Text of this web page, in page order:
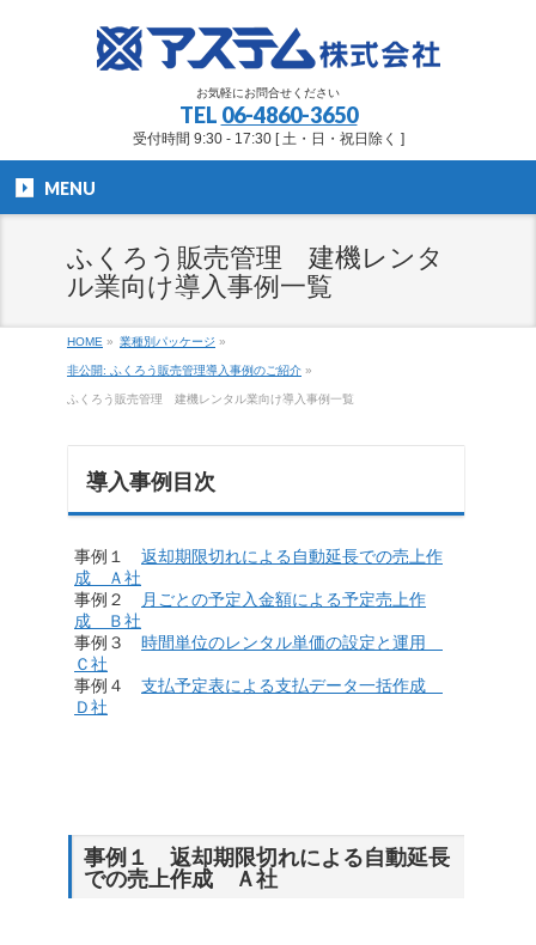
お気軽にお問合せください
TEL 06-4860-3650
受付時間 9:30 - 17:30 [ 土・日・祝日除く ]
MENU
ふくろう販売管理 建機レンタ
ル業向け導入事例一覧
HOME » 業種別パッケージ »
非公開: ふくろう販売管理導入事例のご紹介 »
ふくろう販売管理 建機レンタル業向け導入事例一覧
導入事例目次
事例１ 返却期限切れによる自動延長での売上作
成 Ａ社
事例２
月ごとの予定入金額による予定売上作
成 Ｂ社
事例３ 時間単位のレンタル単価の設定と運用
Ｃ社
事例４ 支払予定表による支払データ一括作成
Ｄ社
事例１ 返却期限切れによる自動延長
での売上作成 Ａ社